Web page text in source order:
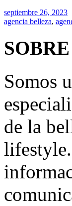
septiembre 26, 2023
agencia belleza,
Somos
de la